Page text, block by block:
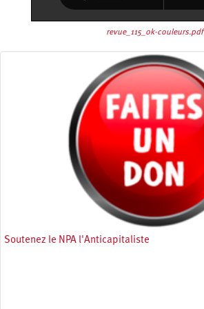
revue_115_ok-couleurs.pdf
Soutenez le NPA l'Anticapitaliste